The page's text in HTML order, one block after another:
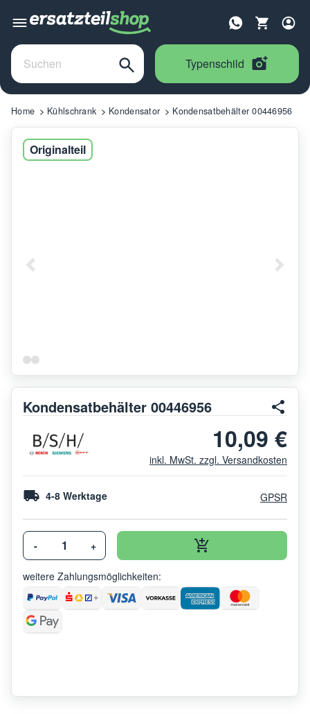
Typenschild
Home Kühlschrank Kondensator Kondensatbehälter 00446956
Originalteil
Kondensatbehälter 00446956
10,09 €
inkl. MwSt. zzgl. Versandkosten
4-8 Werktage GPSR
- +
weitere Zahlungsmöglichkeiten: